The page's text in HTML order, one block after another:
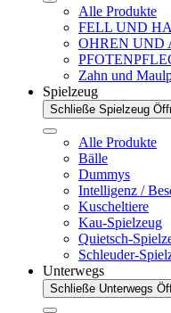
Alle Produkte
FELL UND
OHREN UND
Zahn und
Spielzeug
Schließe Spielzeug
Alle Produkte
Bälle
Dummys
Intelligenz /
Kuscheltiere
Kau-Spielzeug
Quietsch-
Schleuder-
Unterwegs
Schließe Unterwegs